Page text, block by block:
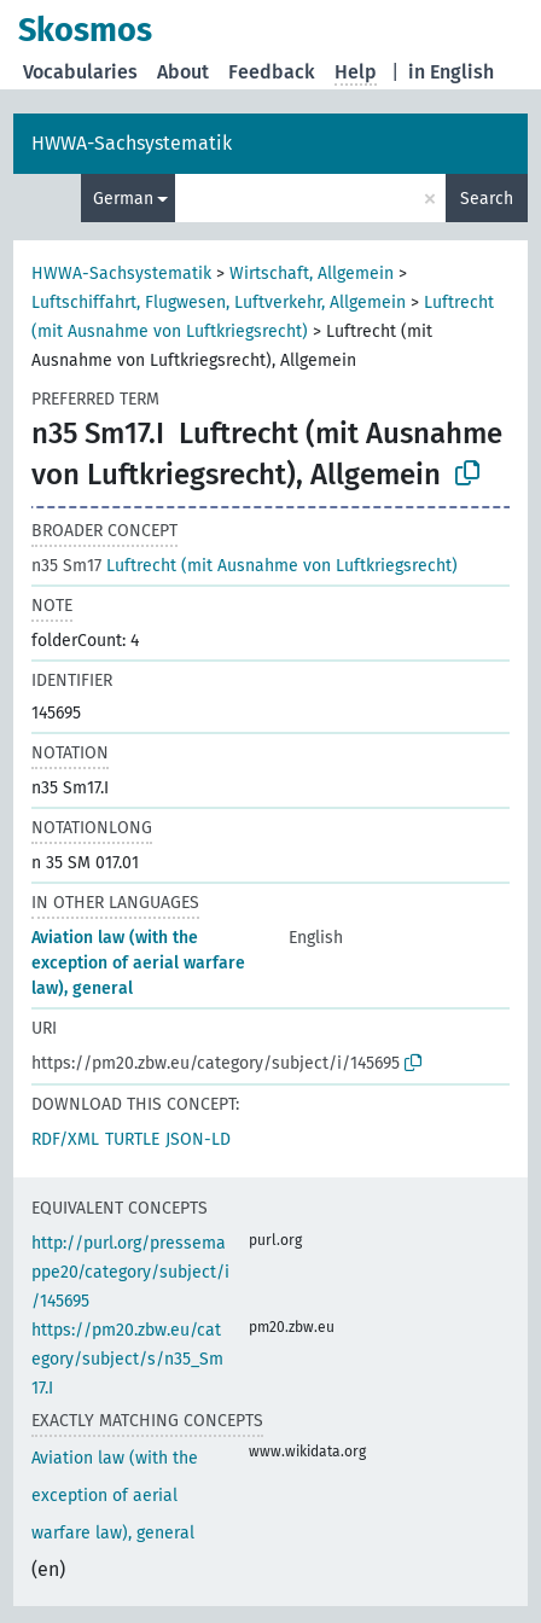
Skosmos
in English
Vocabularies About Feedback Help
HWWA-Sachsystematik
German × Search
HWWA-Sachsystematik >Wirtschaft, Allgemein >
Luftschiffahrt, Flugwesen, Luftverkehr, Allgemein > Luftrecht
(mit Ausnahme von Luftkriegsrecht) > Luftrecht (mit
Ausnahme von Luftkriegsrecht), Allgemein
PREFERRED TERM
n35 Sm17.I Luftrecht (mit Ausnahme
von Luftkriegsrecht), Allgemein
BROADER CONCEPT
n35 Sm17 Luftrecht (mit Ausnahme von Luftkriegsrecht)
NOTE
folderCount: 4
IDENTIFIER
145695
NOTATION
n35 Sm17.I
NOTATIONLONG
n 35 SM 017.01
IN OTHER LANGUAGES
Aviation law (with the
exception of aerial warfare
law), general
English
URI
https://pm20.zbw.eu/category/subject/i/145695
DOWNLOAD THIS CONCEPT:
RDF/XML TURTLE JSON-LD
EQUIVALENT CONCEPTS
http://purl.org/pressema
ppe20/category/subject/i
/145695
purl.org
https://pm20.zbw.eu/cat
egory/subject/s/n35_Sm
17.I
pm20.zbw.eu
EXACTLY MATCHING CONCEPTS
Aviation law (with the
exception of aerial
warfare law), general
(en)
www.wikidata.org